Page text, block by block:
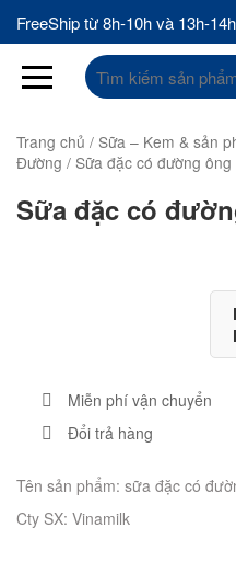
FreeShip từ 8h-10h và 13h-
Tìm
kiếm:
Trang chủ / Sữa – Kem & sản
Đường / Sữa đặc có đường ông
Sữa đặc có
Miễn phí vận chuyển
Đổi trả hàng
Tên sản phẩm: sữa đặc có
Cty SX: Vinamilk